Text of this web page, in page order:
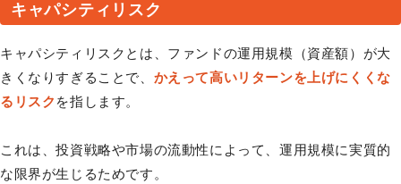
キャパシティリスク
キャパシティリスクとは、ファンドの運用規模（資産額）が大
きくなりすぎることで、 かえって高いリターンを上げにくくな
るリスク を指します。
これは、投資戦略や市場の流動性によって、運用規模に実質的
な限界が生じるためです。